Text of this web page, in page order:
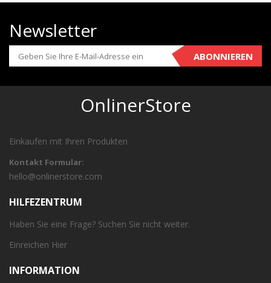
Newsletter
ABONNIEREN
OnlinerStore
Einkaufen mit Ihren Produkten
Kontakt Formular:
hello@onlinerstore.com
HILFEZENTRUM
Haben Sie eine Frage? Suchen Sie nicht weiter.
Einreichen Hier
INFORMATION